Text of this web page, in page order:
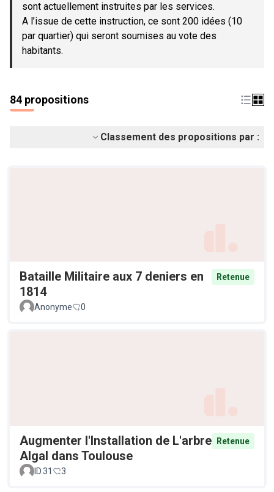
sont actuellement instruites par les services.
A l’issue de cette instruction, ce sont 200 idées (10
par quartier) qui seront soumises au vote des
habitants.
84 propositions
Classement des propositions par :
Bataille Militaire aux 7 deniers en
1814
Retenue
Anonyme 0
Augmenter l'Installation de L'arbre
Algal dans Toulouse
Retenue
ID.31 3